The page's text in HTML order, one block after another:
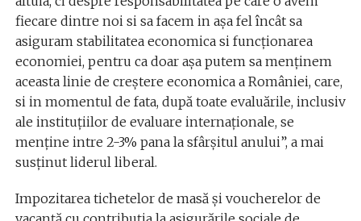
fiecare dintre noi si sa facem in așa fel încât sa
asiguram stabilitatea economica si funcționarea
economiei, pentru ca doar așa putem sa menținem
aceasta linie de creștere economica a României, care,
si in momentul de fata, după toate evaluările, inclusiv
ale instituțiilor de evaluare internaționale, se
menține intre 2-3% pana la sfârșitul anului”, a mai
susținut liderul liberal.
Impozitarea tichetelor de masă și voucherelor de